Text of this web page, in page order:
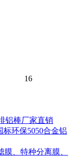
16
铝棒厂家直销
标环保5050合金铝
、特种分离膜、